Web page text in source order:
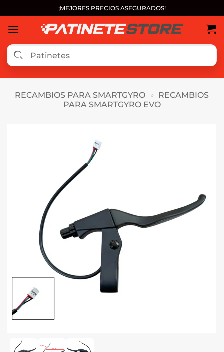
al
contenido
¡MEJORES PRECIOS ASEGURADOS!
RECAMBIOS PARA SMARTGYRO » RECAMBIOS
PARA SMARTGYRO EVO